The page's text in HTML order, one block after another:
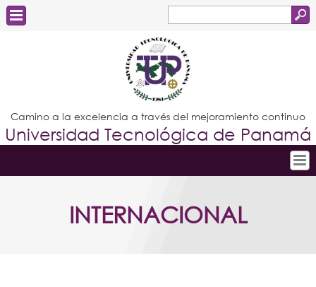
de
búsqueda
Estudiantes
Docentes
Administrativos
Graduados
Camino a la excelencia a través del mejoramiento continuo
Universidad Tecnológica de Panamá
Conoce la UTP
INTERNACIONAL